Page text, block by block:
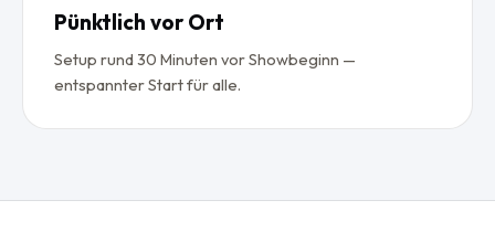
Pünktlich vor Ort
Setup rund 30 Minuten vor Showbeginn —
entspannter Start für alle.